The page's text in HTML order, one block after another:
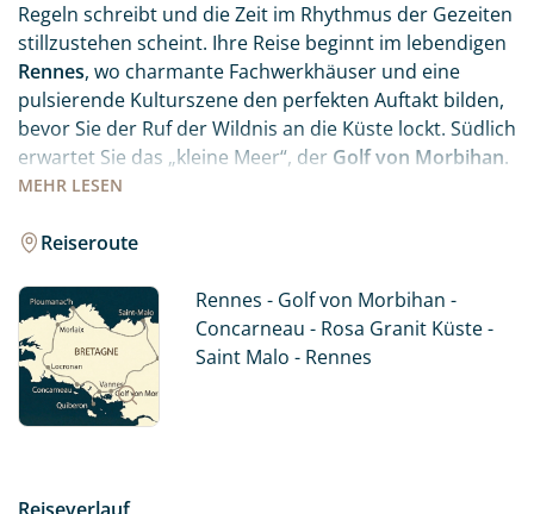
MEHR LESEN
Regeln schreibt und die Zeit im Rhythmus der Gezeiten
stillzustehen scheint. Ihre Reise beginnt im lebendigen
Rennes, wo charmante Fachwerkhäuser und eine
pulsierende Kulturszene den perfekten Auftakt bilden,
bevor Sie der Ruf der Wildnis an die Küste lockt. Südlich
erwartet Sie das „kleine Meer“, der Golf von Morbihan.
Hier glitzert das Wasser zwischen unzähligen grünen
jahrtausendealten Geschichte raunen. Weiter westlich
berühmten
Ville Close– einer Festung, die wie ein
steinernes Schiff mitten im Hafenbecken ruht. Spüren
Sie die salzige Brise, während Sie durch die engen
Gassen schlendern und den Duft von frisch
gebackenen Crêpes und dem Meer einatmen. Ein
Skulpturen aus Stein erschaffen, die im Abendlicht in
Reiseroute
Rennes - Golf von Morbihan -
Concarneau - Rosa Granit Küste -
Saint Malo - Rennes